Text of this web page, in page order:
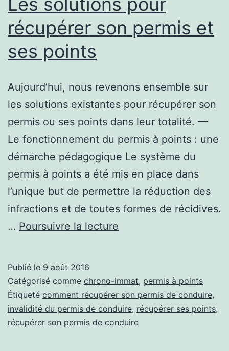
récupérer son permis et
ses points
Aujourd’hui, nous revenons ensemble sur
les solutions existantes pour récupérer son
permis ou ses points dans leur totalité. —
Le fonctionnement du permis à points : une
démarche pédagogique Le système du
permis à points a été mis en place dans
l’unique but de permettre la réduction des
infractions et de toutes formes de récidives.
… Poursuivre la lecture
récupérer
son
permis
et
Publié le 9 août 2016
Catégorisé comme chrono-immat, permis à points
Étiqueté comment récupérer son permis de conduire,
invalidité du permis de conduire, récupérer ses points,
récupérer son permis de conduire